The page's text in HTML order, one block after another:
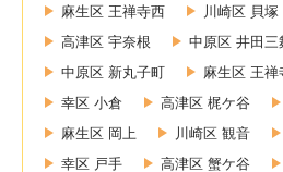
麻生区 王禅寺西
川崎区 貝塚
高津区 宇奈根
中原区 井田三
中原区 新丸子町
麻生区 王禅
幸区 小倉
高津区 梶ケ谷
麻生区 岡上
川崎区 観音
幸区 戸手
高津区 蟹ケ谷